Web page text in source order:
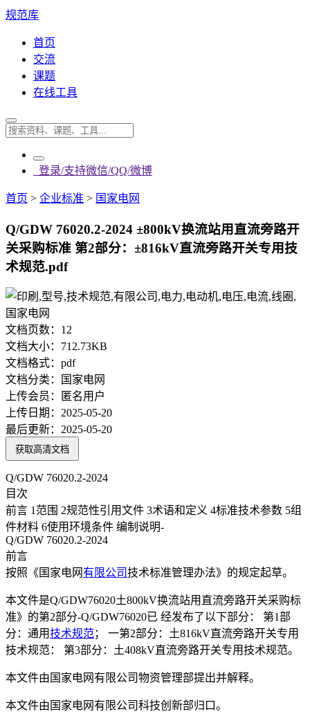
规范库
首页
交流
课题
在线工具
登录/支持微信/QQ/微博
首页 > 企业标准 > 国家电网
Q/GDW 76020.2-2024 ±800kV换流站用直流旁路开
关采购标准 第2部分：±816kV直流旁路开关专用技
术规范.pdf
文档页数： 12
文档大小： 712.73KB
文档格式： pdf
文档分类：
国家电网
上传会员：
匿名用户
上传日期： 2025-05-20
最后更新： 2025-05-20
获取高清文档
Q/GDW 76020.2-2024
目次
前言 1范围 2规范性引用文件 3术语和定义 4标准技术参数 5组
件材料 6使用环境条件 编制说明-
Q/GDW 76020.2-2024
前言
按照《国家电网有限公司技术标准管理办法》的规定起草。
本文件是Q/GDW76020土800kV换流站用直流旁路开关采购标
准》的第2部分-Q/GDW76020已 经发布了以下部分： 第1部
分：通用技术规范； 一第2部分：土816kV直流旁路开关专用
技术规范： 第3部分：土408kV直流旁路开关专用技术规范。
本文件由国家电网有限公司物资管理部提出并解释。
本文件由国家电网有限公司科技创新部归口。